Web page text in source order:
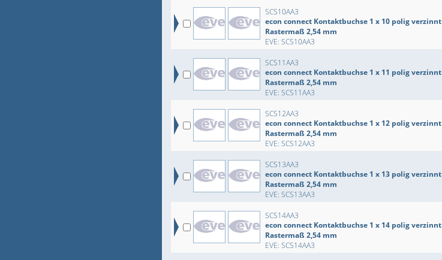
SCS10AA3
econ connect Kontaktbuchse 1 x 10 polig verzinnt
Rastermaß 2,54 mm
EVE: SCS10AA3
SCS11AA3
econ connect Kontaktbuchse 1 x 11 polig verzinnt
Rastermaß 2,54 mm
EVE: SCS11AA3
SCS12AA3
econ connect Kontaktbuchse 1 x 12 polig verzinnt
Rastermaß 2,54 mm
EVE: SCS12AA3
SCS13AA3
econ connect Kontaktbuchse 1 x 13 polig verzinnt
Rastermaß 2,54 mm
EVE: SCS13AA3
SCS14AA3
econ connect Kontaktbuchse 1 x 14 polig verzinnt
Rastermaß 2,54 mm
EVE: SCS14AA3